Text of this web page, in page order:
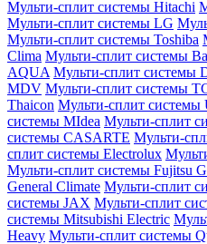
Мульти-сплит системы Hitachi
Мульти-сплит системы LG
Мульти-сплит системы Toshiba
Clima Мульти-сплит системы
AQUA Мульти-сплит системы
MDV Мульти-сплит системы
Thaicon Мульти-сплит системы
системы MIdea Мульти-сплит
системы CASARTE Мульти-
сплит системы Electrolux
Мульти-сплит системы Fujitsu
General Climate Мульти-сплит
системы JAX Мульти-сплит
системы Mitsubishi Electric
Heavy Мульти-сплит системы